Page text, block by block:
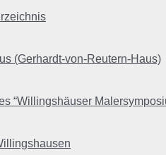
(Gerhardt-von-Reutern-Haus)
“Willingshäuser